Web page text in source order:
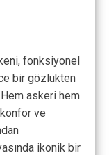
fonksiyonel
bir gözlükten
askeri hem
ve
ikonik bir